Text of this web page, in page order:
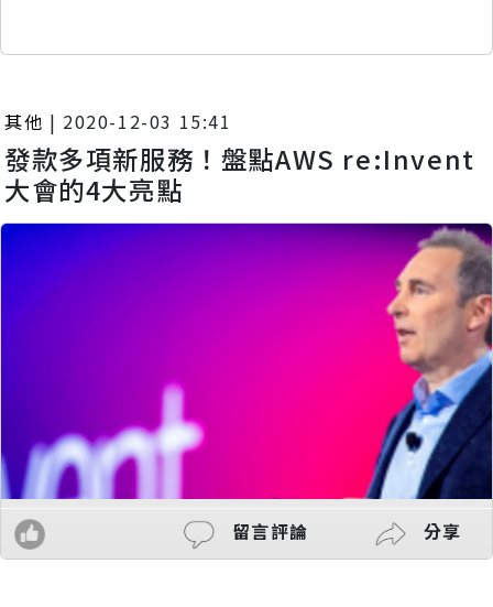
其他 | 2020-12-03 15:41
發款多項新服務！盤點AWS re:Invent
大會的4大亮點
留言評論 分享